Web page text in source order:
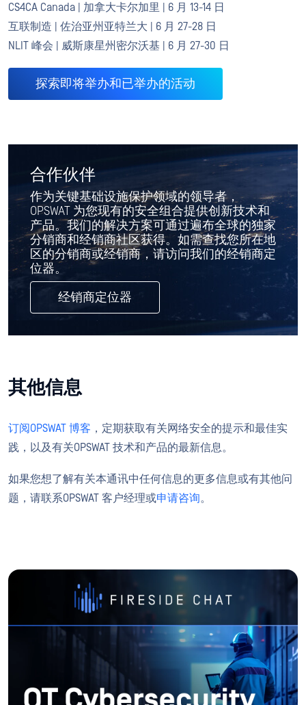
CS4CA Canada | 加拿大卡尔加里 | 6 月 13-14 日
互联制造 | 佐治亚州亚特兰大 | 6 月 27-28 日
NLIT 峰会 | 威斯康星州密尔沃基 | 6 月 27-30 日
探索即将举办和已举办的活动
合作伙伴
作为关键基础设施保护领域的领导者，
OPSWAT 为您现有的安全组合提供创新技术和
产品。我们的解决方案可通过遍布全球的独家
分销商和经销商社区获得。如需查找您所在地
区的分销商或经销商，请访问我们的经销商定
位器。
经销商定位器
其他信息
订阅OPSWAT 博客 ，定期获取有关网络安全的提示和最佳实
践，以及有关OPSWAT 技术和产品的最新信息。
如果您想了解有关本通讯中任何信息的更多信息或有其他问
题，请联系OPSWAT 客户经理或申请咨询。